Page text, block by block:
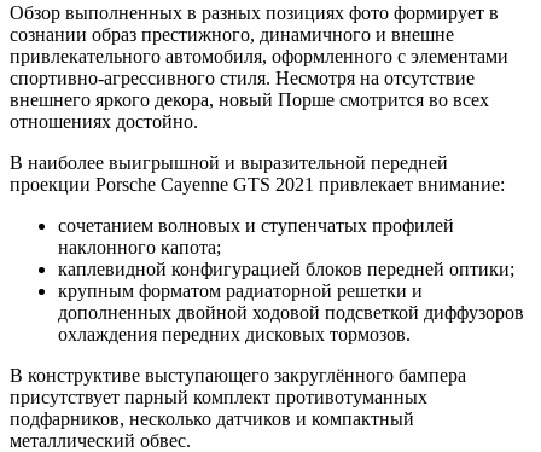
Обзор выполненных в разных позициях фото формирует в
сознании образ престижного, динамичного и внешне
привлекательного автомобиля, оформленного с элементами
спортивно-агрессивного стиля. Несмотря на отсутствие
внешнего яркого декора, новый Порше смотрится во всех
отношениях достойно.
В наиболее выигрышной и выразительной передней
проекции Porsche Cayenne GTS 2021 привлекает внимание:
сочетанием волновых и ступенчатых профилей
наклонного капота;
каплевидной конфигурацией блоков передней оптики;
крупным форматом радиаторной решетки и
дополненных двойной ходовой подсветкой диффузоров
охлаждения передних дисковых тормозов.
В конструктиве выступающего закруглённого бампера
присутствует парный комплект противотуманных
подфарников, несколько датчиков и компактный
металлический обвес.